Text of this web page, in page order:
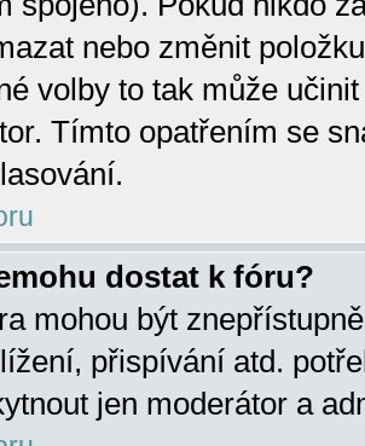
nebo změnit
volby to tak může
Tímto opatřením se
dostat k fóru?
mohou být
přispívání atd.
jen moderátor a